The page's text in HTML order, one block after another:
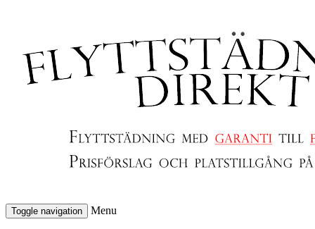
Toggle navigation Menu